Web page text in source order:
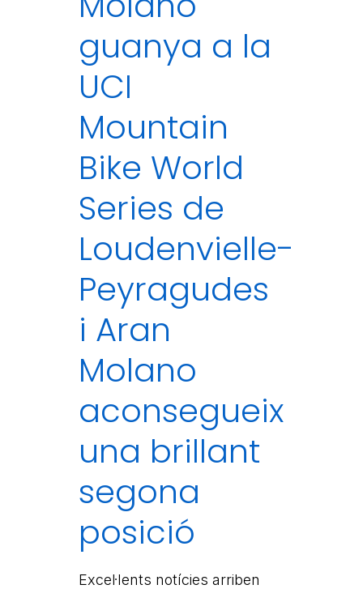
guanya a la
UCI
Mountain
Bike World
Series de
Loudenvielle-
Peyragudes
i Aran
Molano
aconsegueix
una brillant
segona
posició
Excel·lents notícies arriben